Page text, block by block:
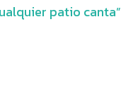
patio canta”